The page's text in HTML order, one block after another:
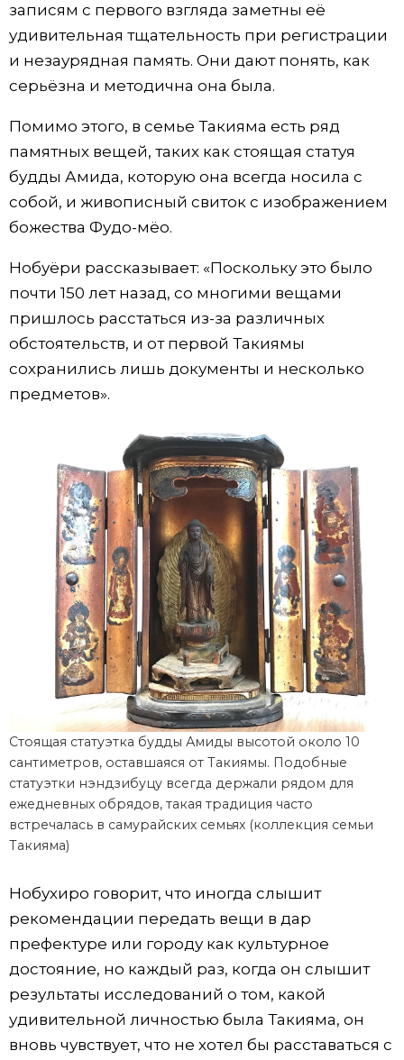
записям с первого взгляда заметны её
удивительная тщательность при регистрации
и незаурядная память. Они дают понять, как
серьёзна и методична она была.
Помимо этого, в семье Такияма есть ряд
памятных вещей, таких как стоящая статуя
будды Амида, которую она всегда носила с
собой, и живописный свиток с изображением
божества Фудо-мёо.
Нобуёри рассказывает: «Поскольку это было
почти 150 лет назад, со многими вещами
пришлось расстаться из-за различных
обстоятельств, и от первой Такиямы
сохранились лишь документы и несколько
предметов».
Стоящая статуэтка будды Амиды высотой около 10
сантиметров, оставшаяся от Такиямы. Подобные
статуэтки нэндзибуцу всегда держали рядом для
ежедневных обрядов, такая традиция часто
встречалась в самурайских семьях (коллекция семьи
Такияма)
Нобухиро говорит, что иногда слышит
рекомендации передать вещи в дар
префектуре или городу как культурное
достояние, но каждый раз, когда он слышит
результаты исследований о том, какой
удивительной личностью была Такияма, он
вновь чувствует, что не хотел бы расставаться с